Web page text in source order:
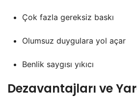
Çok fazla gereksiz baskı
Olumsuz duygulara yol açar
Benlik saygısı yıkıcı
Dezavantajları ve